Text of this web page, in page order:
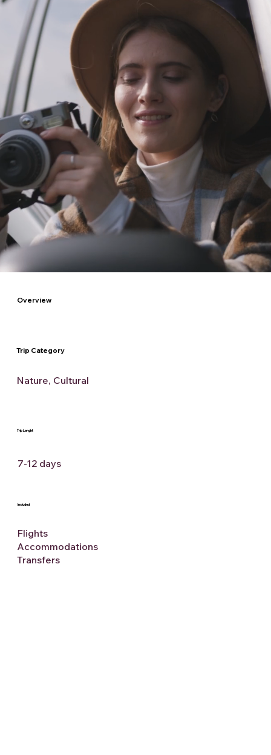
Overview
Trip Category
Nature, Cultural
Trip Lenght
7-12 days
Included
Flights
Accommodations
Transfers